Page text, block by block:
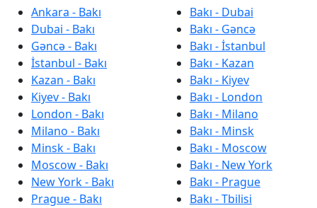
Ankara - Bakı
Dubai - Bakı
Gəncə - Bakı
İstanbul - Bakı
Kazan - Bakı
Kiyev - Bakı
London - Bakı
Milano - Bakı
Minsk - Bakı
Moscow - Bakı
New York - Bakı
Prague - Bakı
Bakı - Dubai
Bakı - Gəncə
Bakı - İstanbul
Bakı - Kazan
Bakı - Kiyev
Bakı - London
Bakı - Milano
Bakı - Minsk
Bakı - Moscow
Bakı - New York
Bakı - Prague
Bakı - Tbilisi